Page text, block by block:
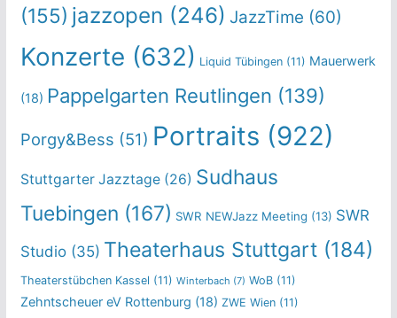
(155) jazzopen (246) JazzTime (60)
Konzerte (632) Liquid Tübingen(11) Mauerwerk
(18) Pappelgarten Reutlingen (139)
Porgy&Bess (51) Portraits (922)
Stuttgarter Jazztage(26) Sudhaus
Tuebingen (167) SWR NEWJazz Meeting (13) SWR
Studio(35) Theaterhaus Stuttgart(184)
Theaterstübchen Kassel (11) Winterbach (7) WoB(11)
Zehntscheuer eV Rottenburg (18) ZWE Wien(11)